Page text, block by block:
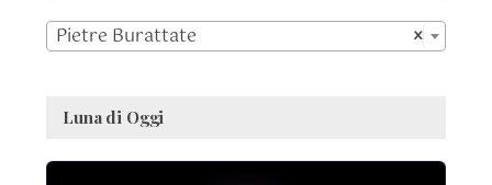
×
Pietre Burattate
Luna di Oggi